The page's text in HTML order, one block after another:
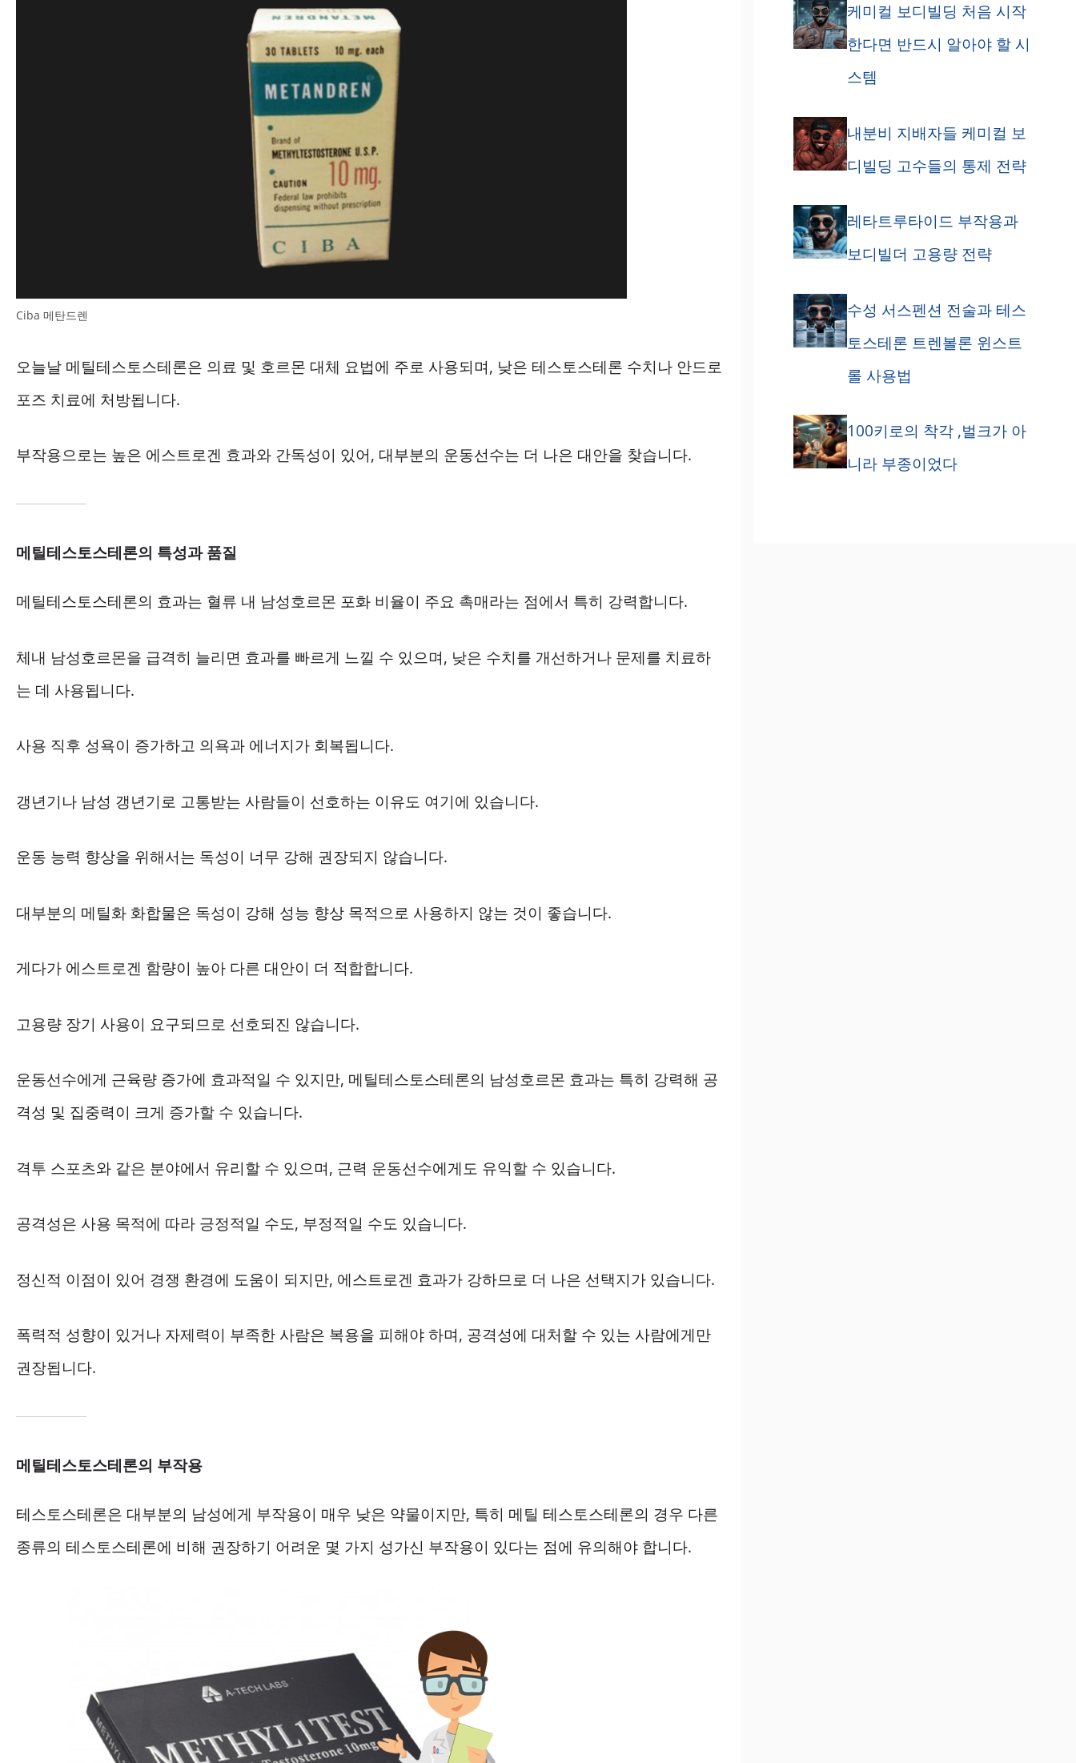
Ciba 메탄드렌
오늘날 메틸테스토스테론은 의료 및 호르몬 대체 요법에 주로 사용되며, 낮은 테스토스테론 수치나 안드로
포즈 치료에 처방됩니다.
부작용으로는 높은 에스트로겐 효과와 간독성이 있어, 대부분의 운동선수는 더 나은 대안을 찾습니다.
메틸테스토스테론의 특성과 품질
메틸테스토스테론의 효과는 혈류 내 남성호르몬 포화 비율이 주요 촉매라는 점에서 특히 강력합니다.
체내 남성호르몬을 급격히 늘리면 효과를 빠르게 느낄 수 있으며, 낮은 수치를 개선하거나 문제를 치료하
는 데 사용됩니다.
사용 직후 성욕이 증가하고 의욕과 에너지가 회복됩니다.
갱년기나 남성 갱년기로 고통받는 사람들이 선호하는 이유도 여기에 있습니다.
운동 능력 향상을 위해서는 독성이 너무 강해 권장되지 않습니다.
대부분의 메틸화 화합물은 독성이 강해 성능 향상 목적으로 사용하지 않는 것이 좋습니다.
게다가 에스트로겐 함량이 높아 다른 대안이 더 적합합니다.
고용량 장기 사용이 요구되므로 선호되진 않습니다.
운동선수에게 근육량 증가에 효과적일 수 있지만, 메틸테스토스테론의 남성호르몬 효과는 특히 강력해 공
격성 및 집중력이 크게 증가할 수 있습니다.
격투 스포츠와 같은 분야에서 유리할 수 있으며, 근력 운동선수에게도 유익할 수 있습니다.
공격성은 사용 목적에 따라 긍정적일 수도, 부정적일 수도 있습니다.
정신적 이점이 있어 경쟁 환경에 도움이 되지만, 에스트로겐 효과가 강하므로 더 나은 선택지가 있습니다.
폭력적 성향이 있거나 자제력이 부족한 사람은 복용을 피해야 하며, 공격성에 대처할 수 있는 사람에게만
권장됩니다.
메틸테스토스테론의 부작용
테스토스테론은 대부분의 남성에게 부작용이 매우 낮은 약물이지만, 특히 메틸 테스토스테론의 경우 다른
종류의 테스토스테론에 비해 권장하기 어려운 몇 가지 성가신 부작용이 있다는 점에 유의해야 합니다.
케미컬 보디빌딩 처음 시작
한다면 반드시 알아야 할 시
스템
내분비 지배자들 케미컬 보
디빌딩 고수들의 통제 전략
레타트루타이드 부작용과
보디빌더 고용량 전략
수성 서스펜션 전술과 테스
토스테론 트렌볼론 윈스트
롤 사용법
100키로의 착각 ,벌크가 아
니라 부종이었다